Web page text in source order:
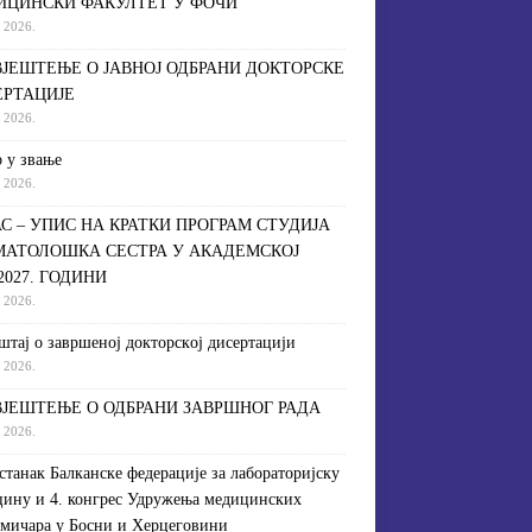
О ЈАВНОЈ ОДБРАНИ ДОКТОРСКЕ
у звање
– УПИС НА КРАТКИ ПРОГРАМ СТУДИЈА
СЕСТРА У АКАДЕМСКОЈ
ГОДИНИ
o зaвршeнoj дoктoрскoj дисeртaциjи
О ОДБРАНИ ЗАВРШНОГ РАДА
Балканске федерације за лабораторијску
и 4. конгрес Удружења медицинских
у Босни и Херцеговини